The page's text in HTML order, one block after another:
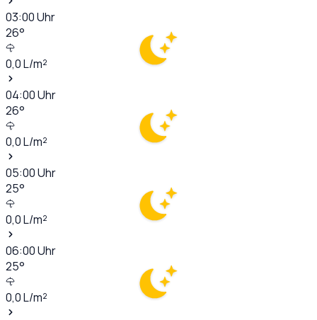
03:00Uhr
26°
0,0L/m²
04:00Uhr
26°
0,0L/m²
05:00Uhr
25°
0,0L/m²
06:00Uhr
25°
0,0L/m²